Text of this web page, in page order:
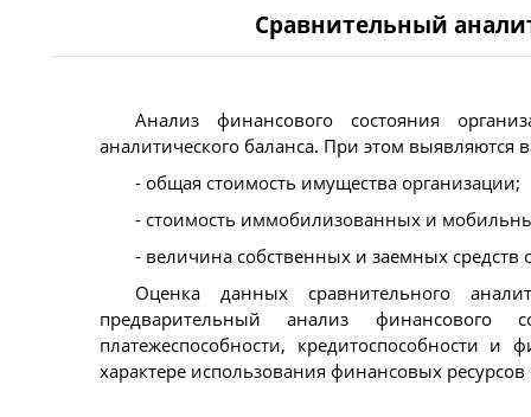
Сравнительный
Анализ финансового состояния
аналитического баланса. При этом выявляются
- общая стоимость имущества организации;
- стоимость иммобилизованных и
- величина собственных и заемных средств
Оценка данных сравнительного
предварительный анализ финансового
платежеспособности, кредитоспособности и
характере использования финансовых ресурсов